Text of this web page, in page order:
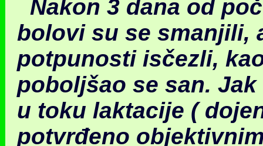
Nakon 3 dana od
bolovi su se smanjili,
potpunosti isčezli,
poboljšao se san.
u toku laktacije (
potvrđeno